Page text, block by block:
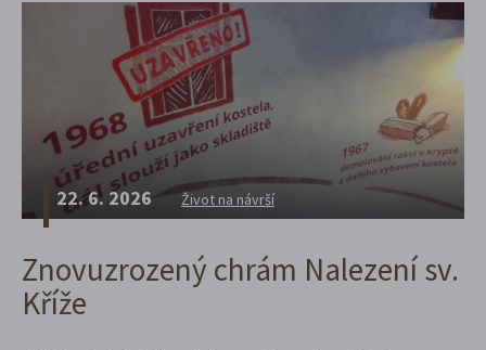
22. 6. 2026 Život na návrší
Znovuzrozený chrám Nalezení sv.
Kříže